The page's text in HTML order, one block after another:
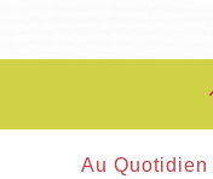
Au Quotidien